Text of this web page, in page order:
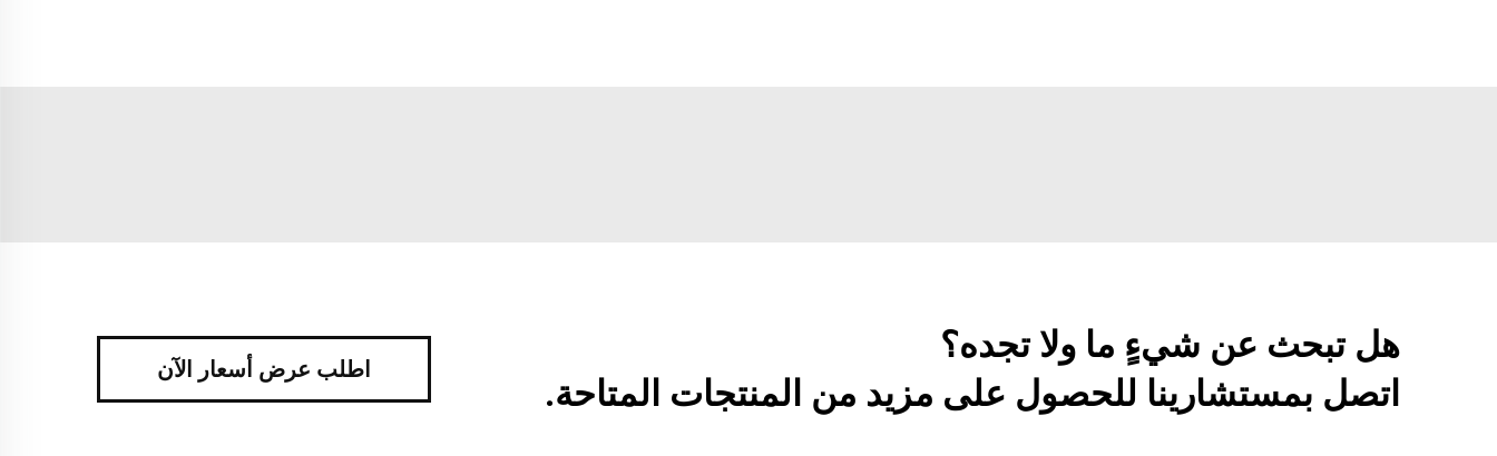
هل تبحث عن شيءٍ ما ولا تجده؟
اتصل بمستشارينا للحصول على مزيد من المنتجات المتاحة.
اطلب عرض أسعار الآن